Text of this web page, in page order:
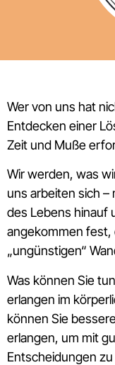
Wer von uns hat
Entdecken einer
Zeit und Muße
Wir werden, was
uns arbeiten sich –
des Lebens hinauf
angekommen fest,
„ungünstigen“
Was können Sie
erlangen im
können Sie
erlangen, um mit
Entscheidungen